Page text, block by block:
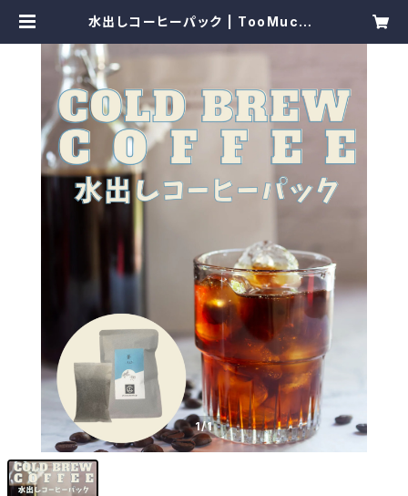
水出しコーヒーパック | TooMuchC
1/1